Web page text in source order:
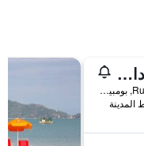
بوزادا كانتو دا بدراس
Rua Rio Piratini, 297, بومبينهاس, البرازيل